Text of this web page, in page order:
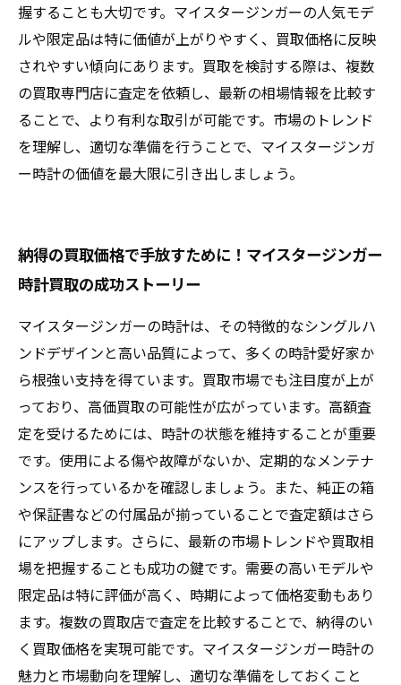
握することも大切です。マイスタージンガーの人気モデ
ルや限定品は特に価値が上がりやすく、買取価格に反映
されやすい傾向にあります。買取を検討する際は、複数
の買取専門店に査定を依頼し、最新の相場情報を比較す
ることで、より有利な取引が可能です。市場のトレンド
を理解し、適切な準備を行うことで、マイスタージンガ
ー時計の価値を最大限に引き出しましょう。
納得の買取価格で手放すために！マイスタージンガー
時計買取の成功ストーリー
マイスタージンガーの時計は、その特徴的なシングルハ
ンドデザインと高い品質によって、多くの時計愛好家か
ら根強い支持を得ています。買取市場でも注目度が上が
っており、高価買取の可能性が広がっています。高額査
定を受けるためには、時計の状態を維持することが重要
です。使用による傷や故障がないか、定期的なメンテナ
ンスを行っているかを確認しましょう。また、純正の箱
や保証書などの付属品が揃っていることで査定額はさら
にアップします。さらに、最新の市場トレンドや買取相
場を把握することも成功の鍵です。需要の高いモデルや
限定品は特に評価が高く、時期によって価格変動もあり
ます。複数の買取店で査定を比較することで、納得のい
く買取価格を実現可能です。マイスタージンガー時計の
魅力と市場動向を理解し、適切な準備をしておくこと